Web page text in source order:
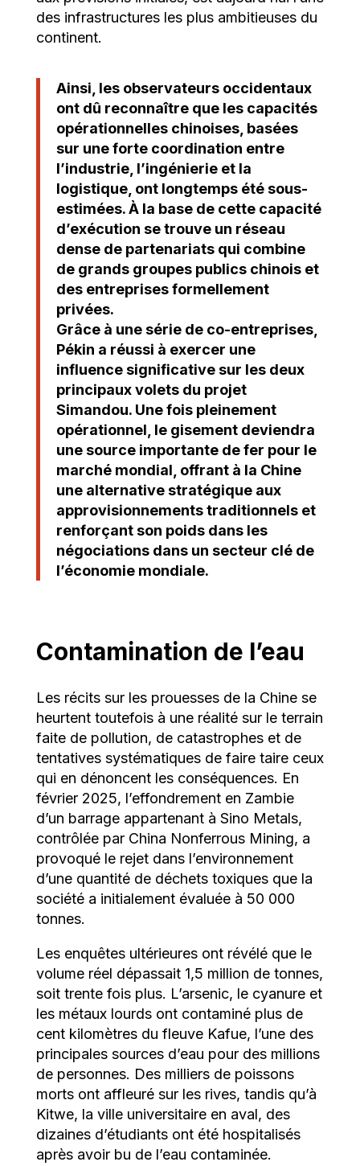
des infrastructures les plus ambitieuses du
continent.
Ainsi, les observateurs occidentaux
ont dû reconnaître que les capacités
opérationnelles chinoises, basées
sur une forte coordination entre
l’industrie, l’ingénierie et la
logistique, ont longtemps été sous-
estimées. À la base de cette capacité
d’exécution se trouve un réseau
dense de partenariats qui combine
de grands groupes publics chinois et
des entreprises formellement
privées.
Grâce à une série de co-entreprises,
Pékin a réussi à exercer une
influence significative sur les deux
principaux volets du projet
Simandou. Une fois pleinement
opérationnel, le gisement deviendra
une source importante de fer pour le
marché mondial, offrant à la Chine
une alternative stratégique aux
approvisionnements traditionnels et
renforçant son poids dans les
négociations dans un secteur clé de
l’économie mondiale.
Contamination de l’eau
Les récits sur les prouesses de la Chine se
heurtent toutefois à une réalité sur le terrain
faite de pollution, de catastrophes et de
tentatives systématiques de faire taire ceux
qui en dénoncent les conséquences. En
février 2025, l’effondrement en Zambie
d’un barrage appartenant à Sino Metals,
contrôlée par China Nonferrous Mining, a
provoqué le rejet dans l’environnement
d’une quantité de déchets toxiques que la
société a initialement évaluée à 50 000
tonnes.
Les enquêtes ultérieures ont révélé que le
volume réel dépassait 1,5 million de tonnes,
soit trente fois plus. L’arsenic, le cyanure et
les métaux lourds ont contaminé plus de
cent kilomètres du fleuve Kafue, l’une des
principales sources d’eau pour des millions
de personnes. Des milliers de poissons
morts ont affleuré sur les rives, tandis qu’à
Kitwe, la ville universitaire en aval, des
dizaines d’étudiants ont été hospitalisés
après avoir bu de l’eau contaminée.